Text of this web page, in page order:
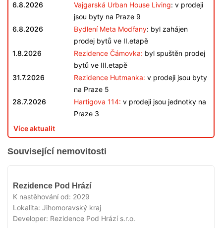
6.8.2026 Vajgarská Urban House Living: v prodeji
jsou byty na Praze 9
6.8.2026
Bydlení Meta Modřany: byl zahájen
prodej bytů ve II.etapě
1.8.2026
Rezidence Čámovka: byl spuštěn prodej
bytů ve III.etapě
31.7.2026
Rezidence Hutmanka: v prodeji jsou byty
na Praze 5
28.7.2026
Hartigova 114: v prodeji jsou jednotky na
Praze 3
Více aktualit
Související nemovitosti
Rezidence Pod Hrází
K nastěhování od: 2029
Lokalita: Jihomoravský kraj
Developer: Rezidence Pod Hrází s.r.o.